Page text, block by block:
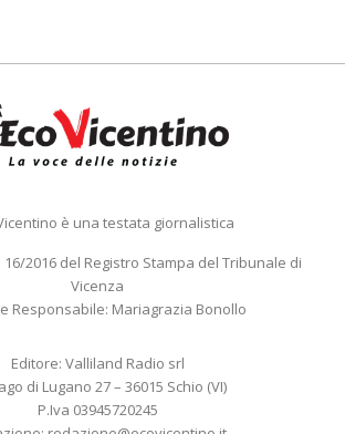
Vicentino è una testata giornalistica
2016 del Registro Stampa del Tribunale di
Vicenza
Responsabile: Mariagrazia Bonollo
Editore: Valliland Radio srl
di Lugano 27 – 36015 Schio (VI)
P.Iva 03945720245